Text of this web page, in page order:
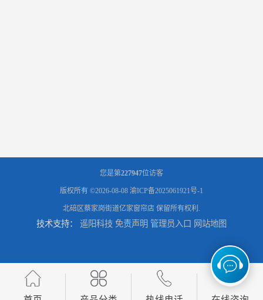
您是第227947位访客
版权所有 ©2026-08-08 渝ICP备2025061921号-1
北碚区蔡家岗街道亿家窗帘店 保留所有权利.
技术支持： 遥阳科技 免责声明 管理员入口 网站地图